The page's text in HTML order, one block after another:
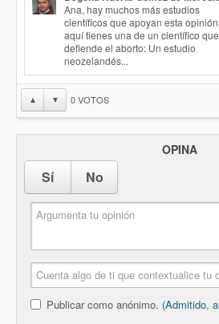
Ana, hay muchos más estudios
científicos que apoyan esta opinión,
aquí tienes una de un científico que
defiende el aborto: Un estudio
neozelandés...
▲ ▼ 0VOTOS
OPINA
Sí No
Publicar como anónimo. (Admitido,